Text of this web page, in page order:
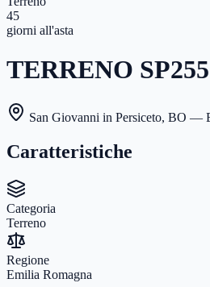
45
giorni all'asta
TERRENO
San Giovanni in Persiceto, BO —
Caratteristiche
Categoria
Terreno
Regione
Emilia Romagna